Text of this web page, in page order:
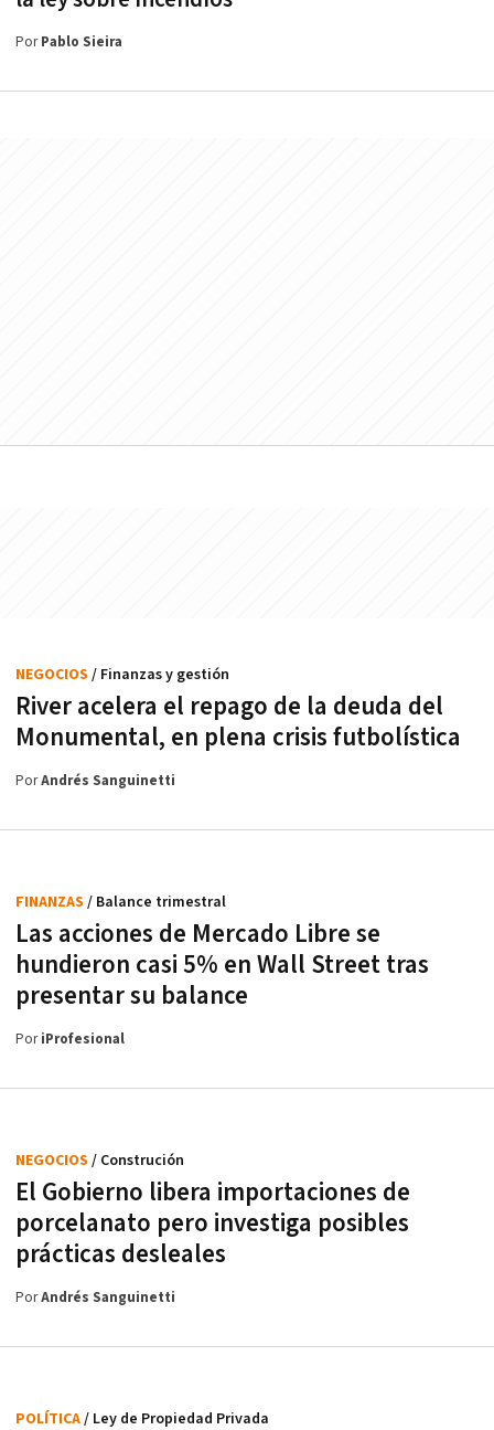
PorPablo Sieira
River acelera el repago de la deuda del
Monumental, en plena crisis futbolística
NEGOCIOS / Finanzas y gestión
PorAndrés Sanguinetti
Las acciones de Mercado Libre se
hundieron casi 5% en Wall Street tras
presentar su balance
FINANZAS / Balance trimestral
PoriProfesional
El Gobierno libera importaciones de
porcelanato pero investiga posibles
prácticas desleales
NEGOCIOS / Construción
PorAndrés Sanguinetti
POLÍTICA/ Ley de Propiedad Privada